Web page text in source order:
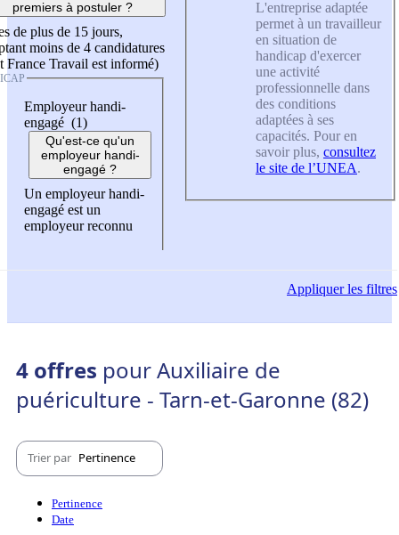
premiers à postuler ?
de plus de 15 jours,
moins de 4 candidatures
France Travail est informé)
Employeur handi-
engagé (1)
Qu'est-ce qu'un
employeur handi-
engagé ?
Un employeur handi-
engagé est un
employeur reconnu
L'entreprise adaptée
permet à un travailleur
en situation de
handicap d'exercer
une activité
professionnelle dans
des conditions
adaptées à ses
capacités. Pour en
savoir plus, consultez
le site de l’UNEA.
Appliquerles filtres
4 offres pour Auxiliaire de
puériculture - Tarn-et-Garonne (82)
Trier par Pertinence
Pertinence
Date